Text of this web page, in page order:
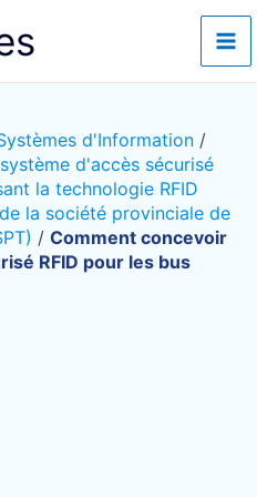
d'Information /
d'accès sécurisé
la technologie RFID
la société provinciale de
/ Comment concevoir
RFID pour les bus